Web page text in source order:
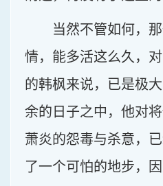
当然不管如何，
情，能多活这么久，
的韩枫来说，已是极
余的日子之中，他对
萧炎的怨毒与杀意，
了一个可怕的地步，